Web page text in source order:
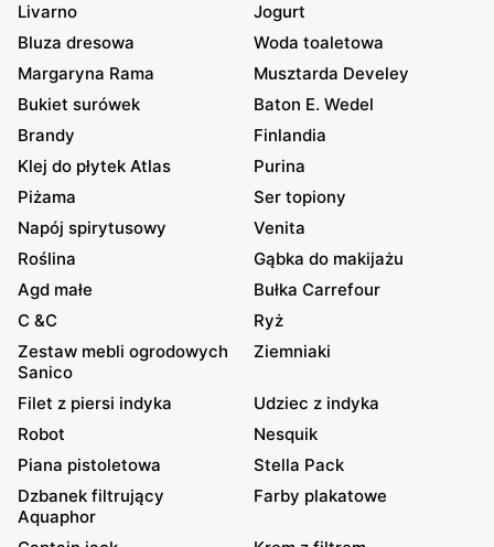
Livarno
Jogurt
Bluza dresowa
Woda toaletowa
Margaryna Rama
Musztarda Develey
Bukiet surówek
Baton E. Wedel
Brandy
Finlandia
Klej do płytek Atlas
Purina
Piżama
Ser topiony
Napój spirytusowy
Venita
Roślina
Gąbka do makijażu
Agd małe
Bułka Carrefour
C &C
Ryż
Zestaw mebli ogrodowych
Sanico
Ziemniaki
Filet z piersi indyka
Udziec z indyka
Robot
Nesquik
Piana pistoletowa
Stella Pack
Dzbanek filtrujący
Aquaphor
Farby plakatowe